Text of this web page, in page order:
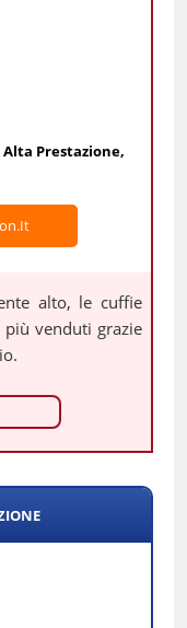
Prestazione,
alto, le cuffie
più venduti grazie